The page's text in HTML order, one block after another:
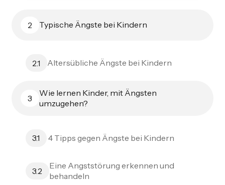
2 Typische Ängste bei Kindern
2.1 Altersübliche Ängste bei Kindern
3
Wie lernen Kinder, mit Ängsten
umzugehen?
3.1 4 Tipps gegen Ängste bei Kindern
3.2
Eine Angststörung erkennen und
behandeln